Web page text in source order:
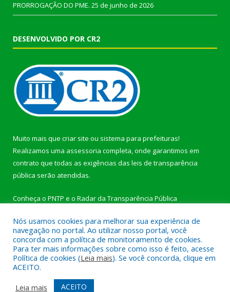
PRORROGAÇÃO DO PME. 25 de junho de 2026
DESENVOLVIDO POR CR2
Muito mais que criar site ou sistema para prefeituras!
Realizamos uma assessoria completa, onde garantimos em
contrato que todas as exigências das leis de transparência
pública serão atendidas.
Conheça o PNTP e o Radar da Transparência Pública
Todos os direitos reservados a Câmara Municipal de
Jacareacanga.
Mapa do Site
Acessar Área Administrativa
Nós usamos cookies para melhorar sua experiência de
navegação no portal. Ao utilizar nosso portal, você
concorda com a política de monitoramento de cookies.
Para ter mais informações sobre como isso é feito, acesse
Política de cookies (Leia mais). Se você concorda, clique em
ACEITO.
Leia mais
ACEITO